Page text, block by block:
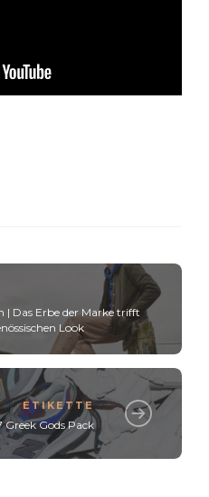
| Das Erbe der Marke trifft
Look
ETIKETTE
Greek Gods Pack